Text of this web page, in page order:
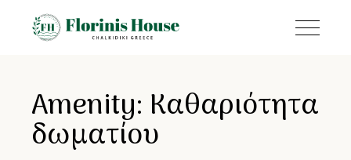
Amenity: Καθαριότητα
δωματίου